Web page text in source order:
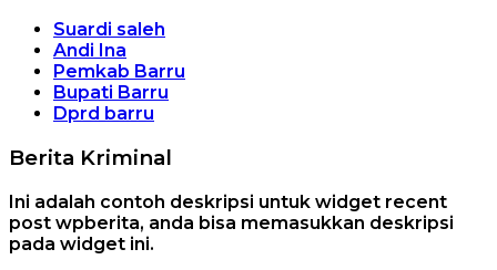
Suardi saleh
Andi Ina
Pemkab Barru
Bupati Barru
Dprd barru
Berita Kriminal
Ini adalah contoh deskripsi untuk widget recent
post wpberita, anda bisa memasukkan deskripsi
pada widget ini.